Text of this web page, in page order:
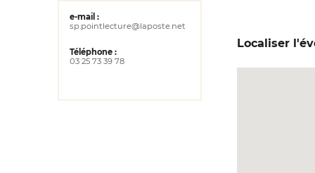
e-mail :
sp.pointlecture@laposte.net
Téléphone :
03 25 73 39 78
Localiser